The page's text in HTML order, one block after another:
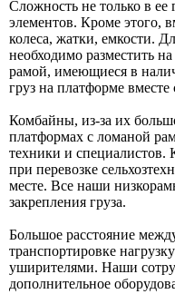
Сложность не только в ее
элементов. Кроме этого,
колеса, жатки, емкости.
необходимо разместить
рамой, имеющиеся в
груз на платформе
Комбайны, из-за их
платформах с ломаной
техники и специалистов.
при перевозке
месте. Все наши
закрепления груза.
Большое расстояние
транспортировке
уширителями. Наши
дополнительное